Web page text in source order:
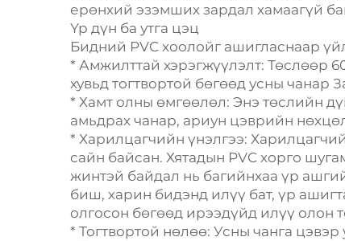
ерөнхий эзэмших зардал хамаагүй
Үр дүн ба утга цэц
Бидний PVC хоолойг ашигласнаар
* Амжилттай хэрэгжүүлэлт: Төслөөр
хувьд тогтвортой бөгөөд усны
* Хамт олны өмгөөлөл: Энэ төслийн
амьдрах чанар, ариун цэврийн
* Харилцагчийн үнэлгээ:
сайн байсан. Хятадын PVC хорго
жинтэй байдал нь багийнхаа үр
биш, харин бидэнд илүү бат, үр
олгосон бөгөөд ирээдүйд илүү олон
* Тогтвортой нөлөө: Усны чанга